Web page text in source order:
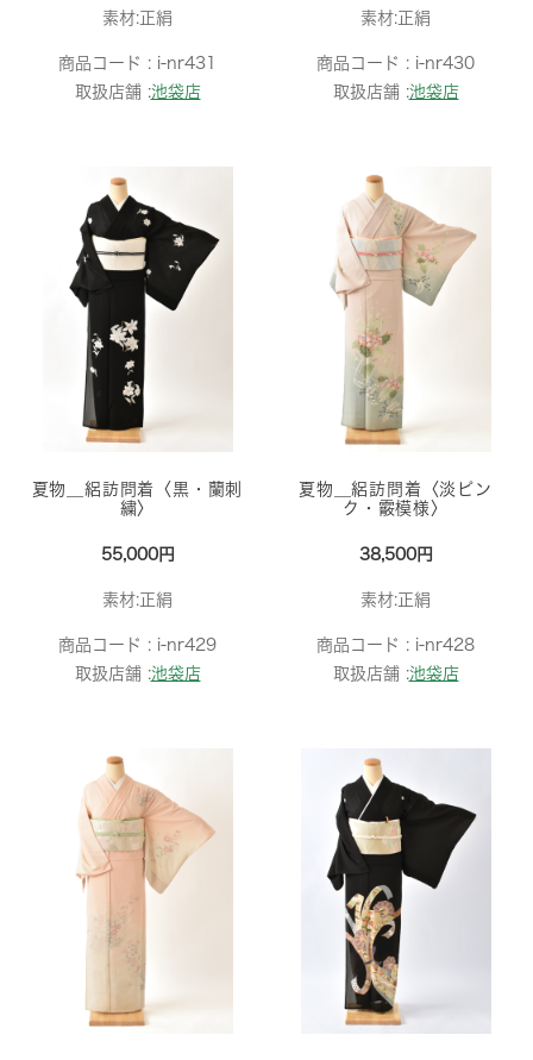
素材:正絹
商品コード : i-nr431
取扱店舗 :池袋店
素材:正絹
商品コード : i-nr430
取扱店舗 :池袋店
夏物＿絽訪問着〈黒・蘭刺
繍〉
55,000円
素材:正絹
商品コード : i-nr429
取扱店舗 :池袋店
夏物＿絽訪問着〈淡ピン
ク・霰模様〉
38,500円
素材:正絹
商品コード : i-nr428
取扱店舗 :池袋店